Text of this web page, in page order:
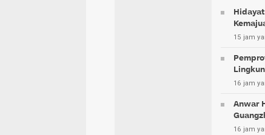
15 jam
16 jam
Anwar
16 jam